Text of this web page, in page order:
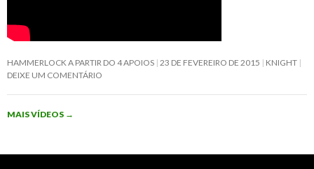
HAMMERLOCK A PARTIR DO 4 APOIOS 23 DE FEVEREIRO DE 2015
KNIGHT
DEIXE UM COMENTÁRIO
MAIS VÍDEOS →